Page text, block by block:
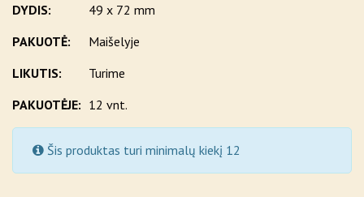
DYDIS:
49 x 72 mm
PAKUOTĖ:
Maišelyje
LIKUTIS:
Turime
PAKUOTĖJE: 12 vnt.
Šis produktas turi minimalų kiekį 12